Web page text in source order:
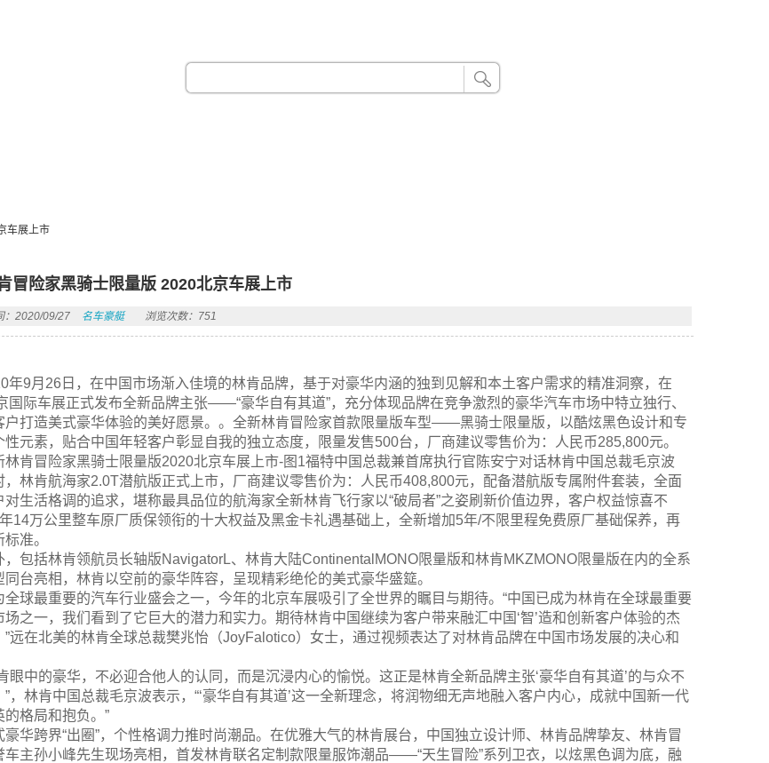
车展上市
冒险家黑骑士限量版 2020北京车展上市
：2020/09/27 名车豪艇 浏览次数：751
年9月26日，在中国市场渐入佳境的林肯品牌，基于对豪华内涵的独到见解和本土客户需求的精准洞察，在
国际车展正式发布全新品牌主张——“豪华自有其道”，充分体现品牌在竞争激烈的豪华汽车市场中特立独行、
户打造美式豪华体验的美好愿景。。全新林肯冒险家首款限量版车型——黑骑士限量版，以酷炫黑色设计和专
性元素，贴合中国年轻客户彰显自我的独立态度，限量发售500台，厂商建议零售价为：人民币285,800元。
林肯冒险家黑骑士限量版2020北京车展上市-图1福特中国总裁兼首席执行官陈安宁对话林肯中国总裁毛京波
，林肯航海家2.0T潜航版正式上市，厂商建议零售价为：人民币408,800元，配备潜航版专属附件套装，全面
对生活格调的追求，堪称最具品位的航海家全新林肯飞行家以“破局者”之姿刷新价值边界，客户权益惊喜不
14万公里整车原厂质保领衔的十大权益及黑金卡礼遇基础上，全新增加5年/不限里程免费原厂基础保养，再
准。
，包括林肯领航员长轴版NavigatorL、林肯大陆ContinentalMONO限量版和林肯MKZMONO限量版在内的全系
同台亮相，林肯以空前的豪华阵容，呈现精彩绝伦的美式豪华盛筵。
全球最重要的汽车行业盛会之一，今年的北京车展吸引了全世界的瞩目与期待。“中国已成为林肯在全球最重要
场之一，我们看到了它巨大的潜力和实力。期待林肯中国继续为客户带来融汇中国‘智’造和创新客户体验的杰
”远在北美的林肯全球总裁樊兆怡（JoyFalotico）女士，通过视频表达了对林肯品牌在中国市场发展的决心和
眼中的豪华，不必迎合他人的认同，而是沉浸内心的愉悦。这正是林肯全新品牌主张‘豪华自有其道’的与众不
”，林肯中国总裁毛京波表示，“‘豪华自有其道’这一全新理念，将润物细无声地融入客户内心，成就中国新一代
的格局和抱负。”
豪华跨界“出圈”，个性格调力推时尚潮品。在优雅大气的林肯展台，中国独立设计师、林肯品牌挚友、林肯冒
车主孙小峰先生现场亮相，首发林肯联名定制款限量服饰潮品——“天生冒险”系列卫衣，以炫黑色调为底，融